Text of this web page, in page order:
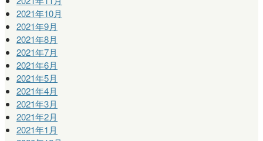
2021年10月
2021年9月
2021年8月
2021年7月
2021年6月
2021年5月
2021年4月
2021年3月
2021年2月
2021年1月